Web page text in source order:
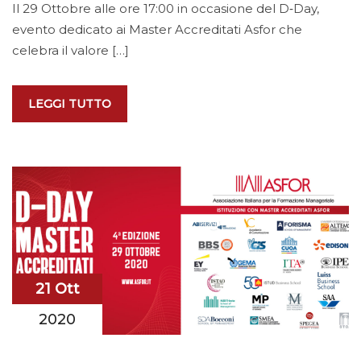
Il 29 Ottobre alle ore 17:00 in occasione del D‐Day,
evento dedicato ai Master Accreditati Asfor che
celebra il valore […]
LEGGI TUTTO
21 Ott
2020